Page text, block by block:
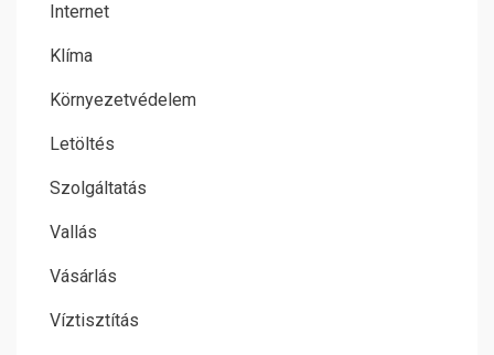
Internet
Klíma
Környezetvédelem
Letöltés
Szolgáltatás
Vallás
Vásárlás
Víztisztítás